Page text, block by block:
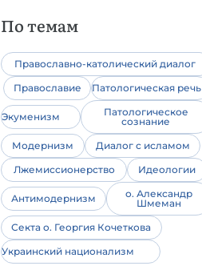
По темам
Православно-католический диалог
Православие
Патологическая речь
Экуменизм
Патологическое
сознание
Модернизм
Диалог с исламом
Лжемиссионерство
Идеологии
Антимодернизм
о. Александр
Шмеман
Секта о. Георгия Кочеткова
Украинский национализм